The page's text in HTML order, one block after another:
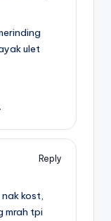
ulet
Reply
kost,
mrah tpi